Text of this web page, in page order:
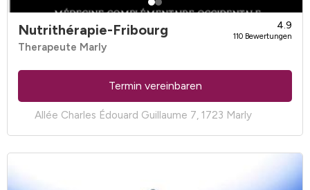
Nutrithérapie-Fribourg 4.9
110 Bewertungen
Therapeute Marly
Allée Charles Édouard Guillaume 7, 1723 Marly
Termin vereinbaren